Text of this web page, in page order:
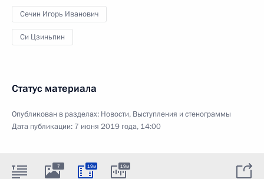
Сечин Игорь Иванович
Си Цзиньпин
Статус материала
Опубликован в разделах: Новости, Выступления и стенограммы
Дата публикации: 7 июня 2019 года, 14:00
7 19м 19м